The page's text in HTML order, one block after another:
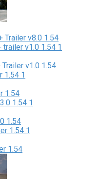
Trailer v8.0 1.54
v1.0 1.54
1.54
1.54
1.54